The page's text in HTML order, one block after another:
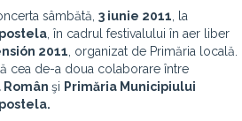
sâmbătă, 3 iunie 2011 , la
, în cadrul festivalului în aer liber
2011 , organizat de Primăria locală.
cea de-a doua colaborare între
şi Primăria Municipiului